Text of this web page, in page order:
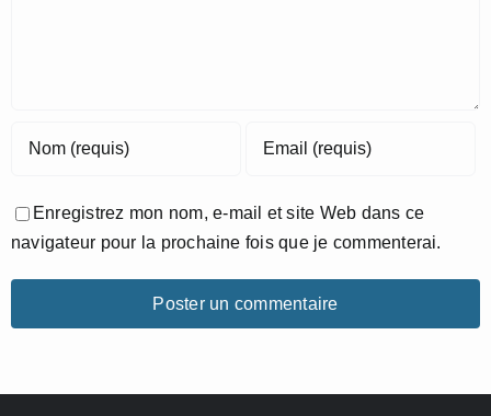
Enregistrez mon nom, e-mail et site Web dans ce
navigateur pour la prochaine fois que je commenterai.